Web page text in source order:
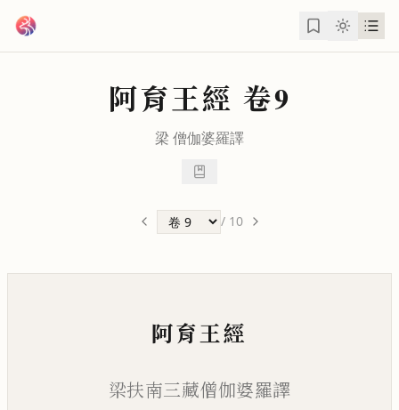
阿育王經 卷9
梁 僧伽婆羅譯
/ 10
阿育王經
梁扶南三藏僧伽婆羅譯